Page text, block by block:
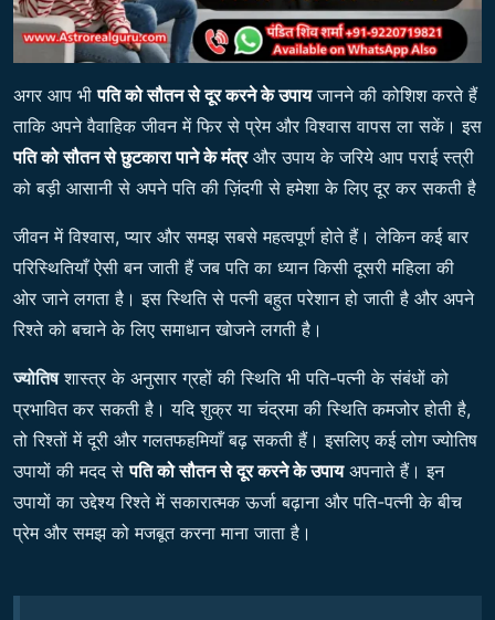
अगर आप भीपति को सौतन से दूर करने के उपायजानने की कोशिश करते हैं
ताकि अपने वैवाहिक जीवन में फिर से प्रेम और विश्वास वापस ला सकें। इस
पति को सौतन से छुटकारा पाने के मंत्रऔर उपाय के जरिये आप पराई स्त्री
को बड़ी आसानी से अपने पति की ज़िंदगी से हमेशा के लिए दूर कर सकती है
जीवन में विश्वास, प्यार और समझ सबसे महत्वपूर्ण होते हैं। लेकिन कई बार
परिस्थितियाँ ऐसी बन जाती हैं जब पति का ध्यान किसी दूसरी महिला की
ओर जाने लगता है। इस स्थिति से पत्नी बहुत परेशान हो जाती है और अपने
रिश्ते को बचाने के लिए समाधान खोजने लगती है।
ज्योतिषशास्त्र के अनुसार ग्रहों की स्थिति भी पति-पत्नी के संबंधों को
प्रभावित कर सकती है। यदि शुक्र या चंद्रमा की स्थिति कमजोर होती है,
तो रिश्तों में दूरी और गलतफहमियाँ बढ़ सकती हैं। इसलिए कई लोग ज्योतिष
उपायों की मदद सेपति को सौतन से दूर करने के उपायअपनाते हैं। इन
उपायों का उद्देश्य रिश्ते में सकारात्मक ऊर्जा बढ़ाना और पति-पत्नी के बीच
प्रेम और समझ को मजबूत करना माना जाता है।